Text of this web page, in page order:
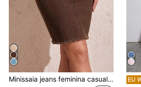
Minissaia jeans feminina casual e moderna com barra desfiada, ideal para o verão.